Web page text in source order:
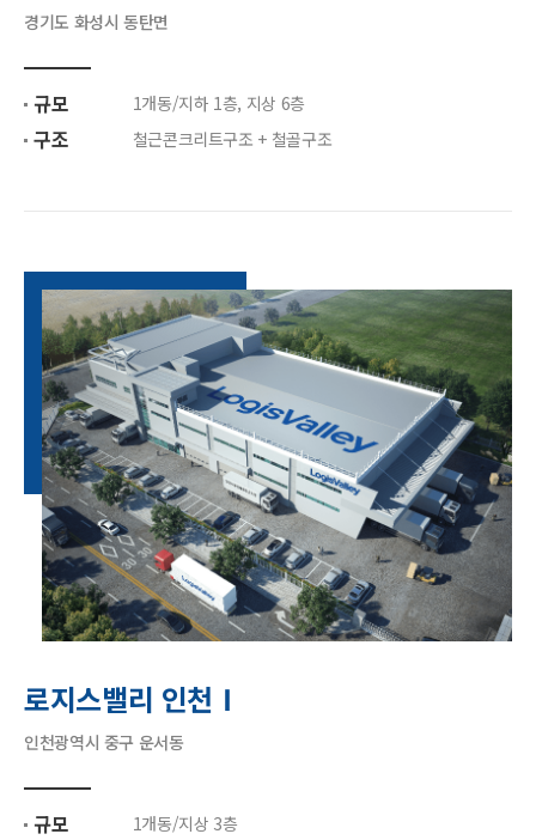
경기도 화성시 동탄면
규모 1개동/지하 1층, 지상 6층
구조 철근콘크리트구조 + 철골구조
로지스밸리 인천Ⅰ
인천광역시 중구 운서동
규모 1개동/지상 3층